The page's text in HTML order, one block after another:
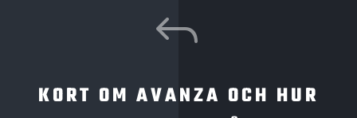
J
KORT OM AVANZA OCH HUR